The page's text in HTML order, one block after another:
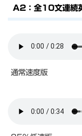
A2：全10文連続
通常速度版